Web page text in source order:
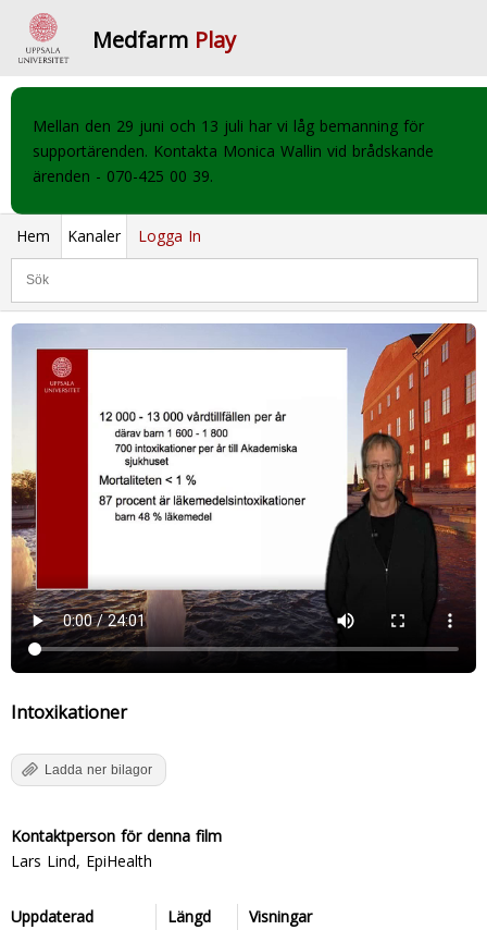
Medfarm Play
Mellan den 29 juni och 13 juli har vi låg bemanning för
supportärenden. Kontakta Monica Wallin vid brådskande
ärenden - 070-425 00 39.
Hem Kanaler Logga In
Intoxikationer
Ladda ner bilagor
Kontaktperson för denna film
Lars Lind, EpiHealth
Uppdaterad
Längd
Visningar